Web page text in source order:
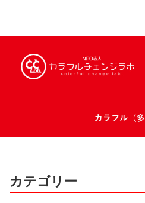
カテゴリー